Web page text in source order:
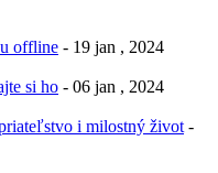
offline - 19 jan , 2024
si ho - 06 jan , 2024
i milostný život -